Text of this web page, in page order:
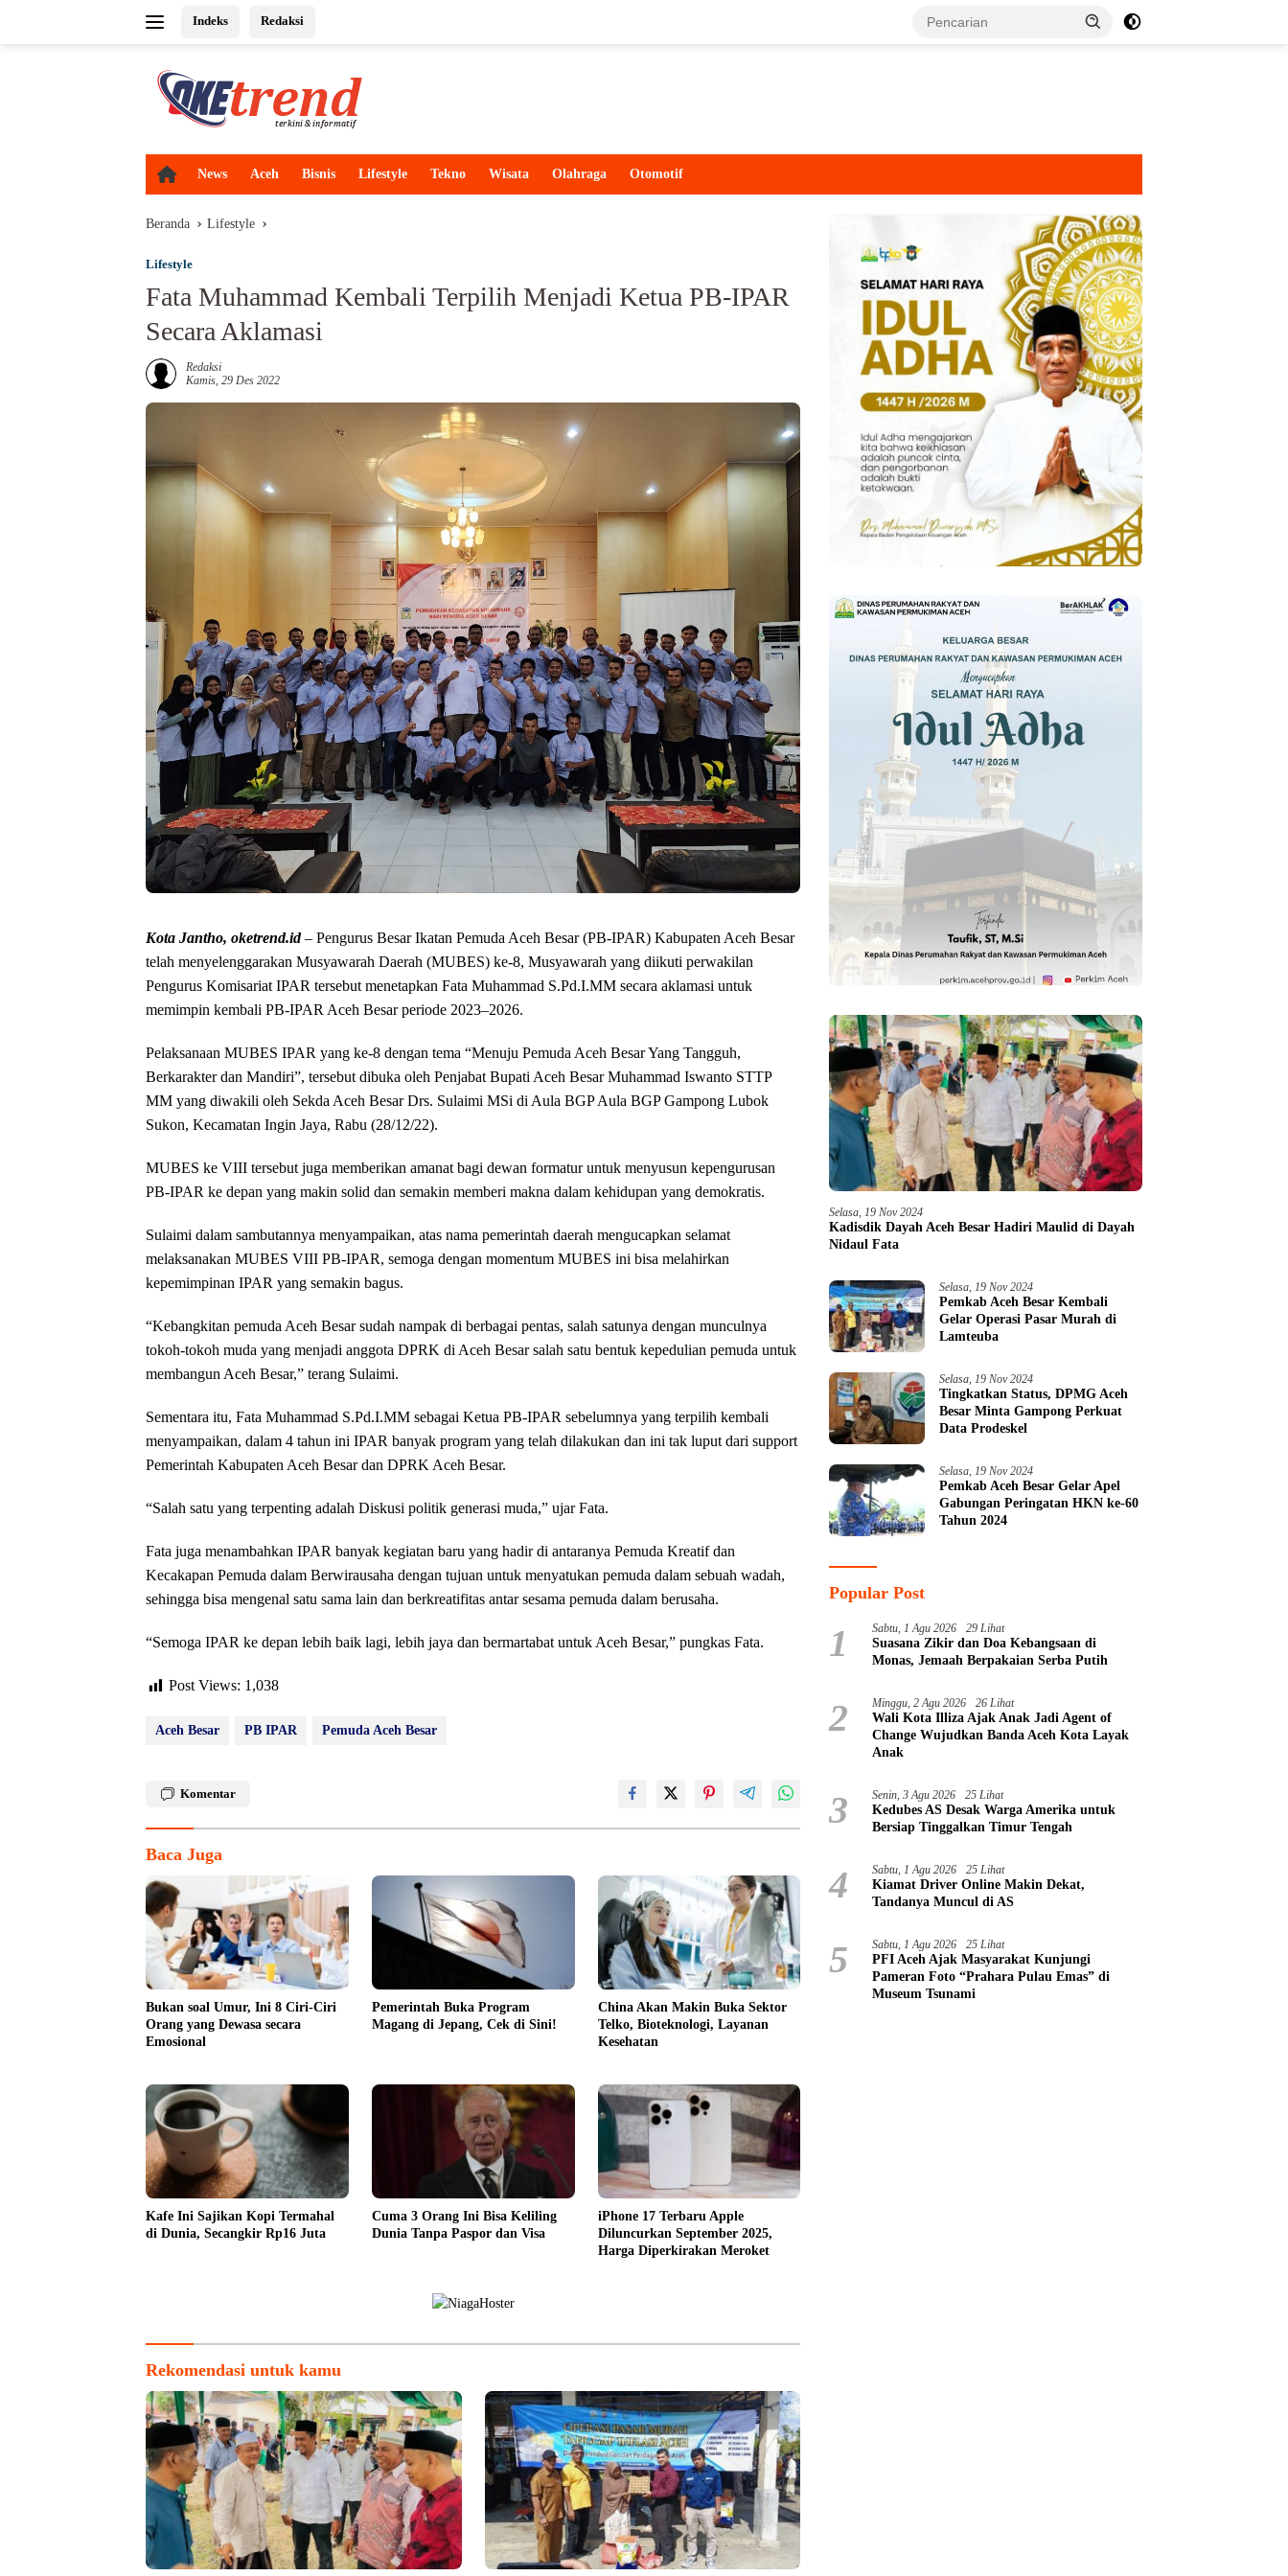
Indeks Redaksi
H
e
News Aceh Bisnis Lifestyle Tekno Wisata Olahraga Otomotif
Beranda Lifestyle
Lifestyle
Fata Muhammad Kembali Terpilih Menjadi Ketua PB-IPAR
Secara Aklamasi
Redaksi
Kamis, 29 Des 2022
Kota Jantho, oketrend.id– Pengurus Besar Ikatan Pemuda Aceh Besar (PB-IPAR) Kabupaten Aceh Besar
telah menyelenggarakan Musyawarah Daerah (MUBES) ke-8, Musyawarah yang diikuti perwakilan
Pengurus Komisariat IPAR tersebut menetapkan Fata Muhammad S.Pd.I.MM secara aklamasi untuk
memimpin kembali PB-IPAR Aceh Besar periode 2023–2026.
Pelaksanaan MUBES IPAR yang ke-8 dengan tema “Menuju Pemuda Aceh Besar Yang Tangguh,
Berkarakter dan Mandiri”, tersebut dibuka oleh Penjabat Bupati Aceh Besar Muhammad Iswanto STTP
MM yang diwakili oleh Sekda Aceh Besar Drs. Sulaimi MSi di Aula BGP Aula BGP Gampong Lubok
Sukon, Kecamatan Ingin Jaya, Rabu (28/12/22).
MUBES ke VIII tersebut juga memberikan amanat bagi dewan formatur untuk menyusun kepengurusan
PB-IPAR ke depan yang makin solid dan semakin memberi makna dalam kehidupan yang demokratis.
Sulaimi dalam sambutannya menyampaikan, atas nama pemerintah daerah mengucapkan selamat
melaksanakan MUBES VIII PB-IPAR, semoga dengan momentum MUBES ini bisa melahirkan
kepemimpinan IPAR yang semakin bagus.
“Kebangkitan pemuda Aceh Besar sudah nampak di berbagai pentas, salah satunya dengan munculnya
tokoh-tokoh muda yang menjadi anggota DPRK di Aceh Besar salah satu bentuk kepedulian pemuda untuk
membangun Aceh Besar,” terang Sulaimi.
Sementara itu, Fata Muhammad S.Pd.I.MM sebagai Ketua PB-IPAR sebelumnya yang terpilih kembali
menyampaikan, dalam 4 tahun ini IPAR banyak program yang telah dilakukan dan ini tak luput dari support
Pemerintah Kabupaten Aceh Besar dan DPRK Aceh Besar.
“Salah satu yang terpenting adalah Diskusi politik generasi muda,” ujar Fata.
Fata juga menambahkan IPAR banyak kegiatan baru yang hadir di antaranya Pemuda Kreatif dan
Kecakapan Pemuda dalam Berwirausaha dengan tujuan untuk menyatukan pemuda dalam sebuah wadah,
sehingga bisa mengenal satu sama lain dan berkreatifitas antar sesama pemuda dalam berusaha.
“Semoga IPAR ke depan lebih baik lagi, lebih jaya dan bermartabat untuk Aceh Besar,” pungkas Fata.
Post Views: 1,038
Aceh Besar PB IPAR Pemuda Aceh Besar
Komentar
Baca Juga
Bukan soal Umur, Ini 8 Ciri-Ciri
Orang yang Dewasa secara
Emosional
Pemerintah Buka Program
Magang di Jepang, Cek di Sini!
China Akan Makin Buka Sektor
Telko, Bioteknologi, Layanan
Kesehatan
Kafe Ini Sajikan Kopi Termahal
di Dunia, Secangkir Rp16 Juta
Cuma 3 Orang Ini Bisa Keliling
Dunia Tanpa Paspor dan Visa
iPhone 17 Terbaru Apple
Diluncurkan September 2025,
Harga Diperkirakan Meroket
Rekomendasi untuk kamu
Selasa, 19 Nov 2024
Kadisdik Dayah Aceh Besar Hadiri Maulid di Dayah
Nidaul Fata
Selasa, 19 Nov 2024
Pemkab Aceh Besar Kembali
Gelar Operasi Pasar Murah di
Lamteuba
Selasa, 19 Nov 2024
Tingkatkan Status, DPMG Aceh
Besar Minta Gampong Perkuat
Data Prodeskel
Selasa, 19 Nov 2024
Pemkab Aceh Besar Gelar Apel
Gabungan Peringatan HKN ke-60
Tahun 2024
Popular Post
1 Sabtu, 1 Agu 2026 29 Lihat
Suasana Zikir dan Doa Kebangsaan di
Monas, Jemaah Berpakaian Serba Putih
2 Minggu, 2 Agu 2026 26 Lihat
Wali Kota Illiza Ajak Anak Jadi Agent of
Change Wujudkan Banda Aceh Kota Layak
Anak
3 Senin, 3 Agu 2026 25 Lihat
Kedubes AS Desak Warga Amerika untuk
Bersiap Tinggalkan Timur Tengah
4 Sabtu, 1 Agu 2026 25 Lihat
Kiamat Driver Online Makin Dekat,
Tandanya Muncul di AS
5 Sabtu, 1 Agu 2026 25 Lihat
PFI Aceh Ajak Masyarakat Kunjungi
Pameran Foto “Prahara Pulau Emas” di
Museum Tsunami